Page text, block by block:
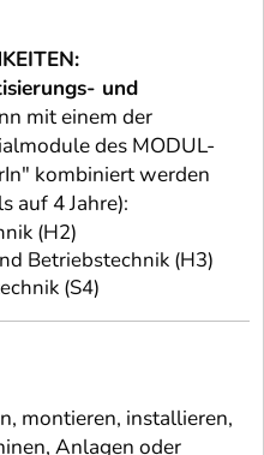
und
mit einem der
des MODUL-
kombiniert werden
auf 4 Jahre):
(H2)
Betriebstechnik (H3)
(S4)
montieren, installieren,
Anlagen oder